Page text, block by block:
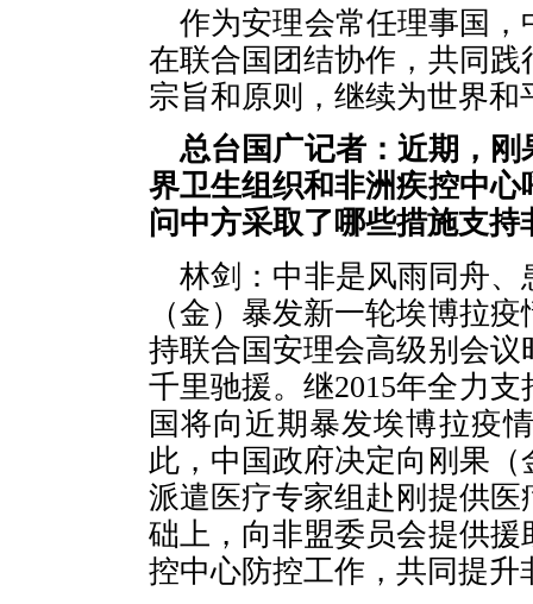
作为安理会常任理事国
在联合国团结协作，共同
宗旨和原则，继续为世界
总台国广记者：近期，
界卫生组织和非洲疾控中
问中方采取了哪些措施支
林剑：中非是风雨同舟
（金）暴发新一轮埃博拉
持联合国安理会高级别会
千里驰援。继2015年全力
国将向近期暴发埃博拉疫
此，中国政府决定向刚果
派遣医疗专家组赴刚提供
础上，向非盟委员会提供
控中心防控工作，共同提